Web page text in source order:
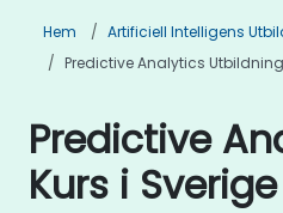
Hem
Artificiell Intelligens
Predictive Analytics Utbildning
Predictive
Kurs i Sverige